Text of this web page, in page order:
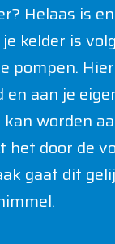
Helaas is
kelder is
pompen.
en aan je
worden
door de
gaat dit